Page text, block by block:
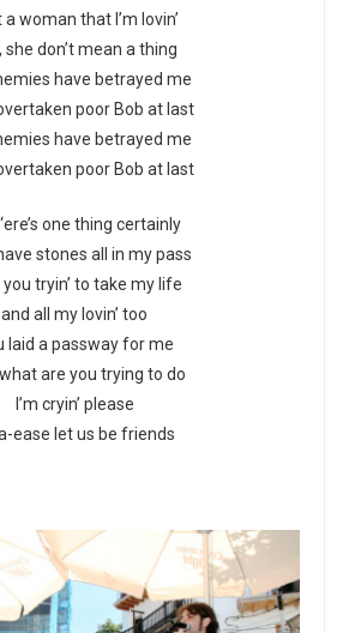
a woman that I’m lovin’
she don’t mean a thing
have betrayed me
poor Bob at last
have betrayed me
poor Bob at last
‘ere’s one thing certainly
stones all in my pass
you tryin’ to take my life
and all my lovin’ too
laid a passway for me
are you trying to do
I’m cryin’ please
ease let us be friends